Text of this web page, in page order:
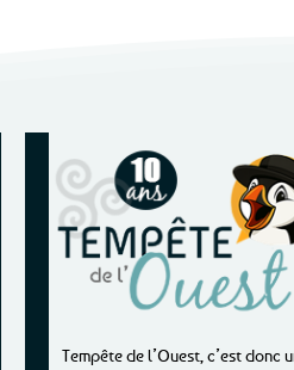
Tempête de l’Ouest, c’est donc